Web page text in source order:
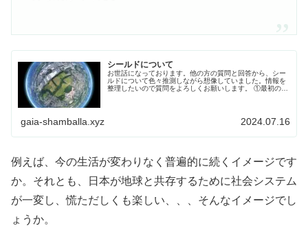
シールドについて
お世話になっております。他の方の質問と回答から、シー
ルドについて色々推測しながら想像していました。情報を
整理したいので質問をよろしくお願いします。 ①最初の計
gaia-shamballa.xyz 2024.07.16
例えば、今の生活が変わりなく普遍的に続くイメージです
か。それとも、日本が地球と共存するために社会システム
が一変し、慌ただしくも楽しい、、、そんなイメージでし
ょうか。